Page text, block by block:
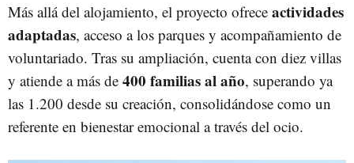
Más allá del alojamiento, el proyecto ofrece actividades
adaptadas, acceso a los parques y acompañamiento de
voluntariado. Tras su ampliación, cuenta con diez villas
y atiende a más de 400 familias al año, superando ya
las 1.200 desde su creación, consolidándose como un
referente en bienestar emocional a través del ocio.